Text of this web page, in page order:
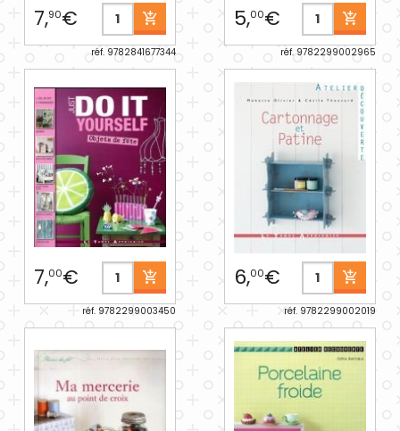
7,90€
réf. 9782841677344
5,00€
réf. 9782299002965
7,00€
réf. 9782299003450
6,00€
réf. 9782299002019